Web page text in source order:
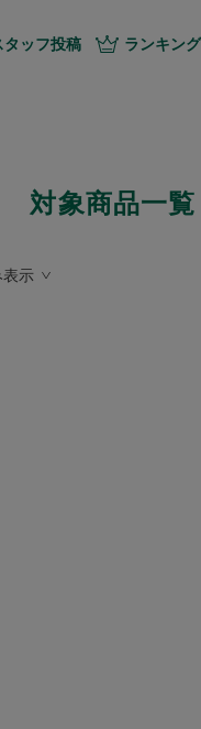
タッフ投稿 ランキング
対象商品一覧
表示